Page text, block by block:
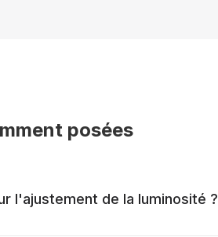
posées
l'ajustement de la luminosité ?